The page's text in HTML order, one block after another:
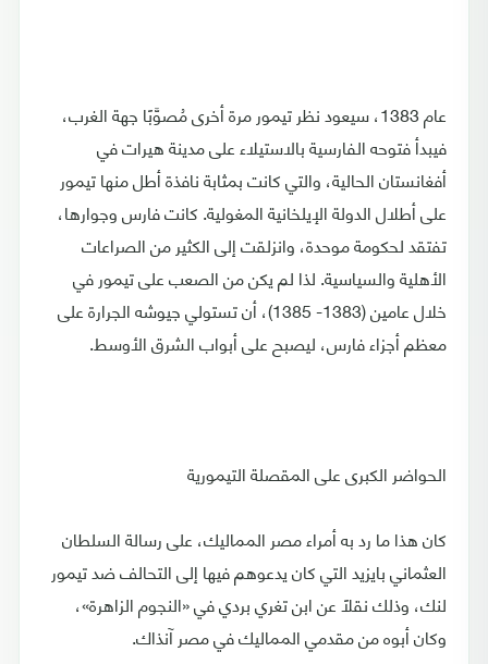
عام 1383، سيعود نظر تيمور مرة أخرى مُصوَّبًا جهة الغرب،
فيبدأ فتوحه الفارسية بالاستيلاء على مدينة هيرات في
أفغانستان الحالية، والتي كانت بمثابة نافذة أطل منها تيمور
على أطلال الدولة الإيلخانية المغولية. كانت فارس وجوارها،
تفتقد لحكومة موحدة، وانزلقت إلى الكثير من الصراعات
الأهلية والسياسية. لذا لم يكن من الصعب على تيمور في
خلال عامين (1383- 1385)، أن تستولي جيوشه الجرارة على
معظم أجزاء فارس، ليصبح على أبواب الشرق الأوسط.
الحواضر الكبرى على المقصلة التيمورية
كان هذا ما رد به أمراء مصر المماليك، على رسالة السلطان
العثماني بايزيد التي كان يدعوهم فيها إلى التحالف ضد تيمور
لنك، وذلك نقلًا عن ابن تغري بردي في «النجوم الزاهرة»،
وكان أبوه من مقدمي المماليك في مصر آنذاك.